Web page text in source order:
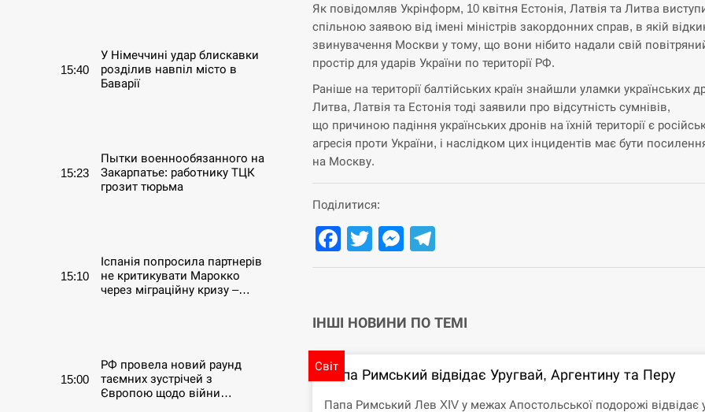
15:40
У Німеччині удар блискавки
розділив навпіл місто в
Баварії
15:23
Пытки военнообязанного на
Закарпатье: работнику ТЦК
грозит тюрьма
15:10
Іспанія попросила партнерів
не критикувати Марокко
через міграційну кризу –…
15:00
РФ провела новий раунд
таємних зустрічей з
Європою щодо війни…
Як повідомляв Укрінформ, 10 квітня Естонія, Латвія та Литва
спільною заявою від імені міністрів закордонних справ, в якій
звинувачення Москви у тому, що вони нібито надали свій
простір для ударів України по території РФ.
Раніше на території балтійських країн знайшли уламки українських
Литва, Латвія та Естонія тоді заявили про відсутність сумнівів,
що причиною падіння українських дронів на їхній території є
агресія проти України, і наслідком цих інцидентів має бути
на Москву.
Поділитися:
Facebook
TwitterMessenger
ІНШІ НОВИНИ ПО ТЕМІ
Світ
Папа Римський відвідає Уругвай, Аргентину та Перу
Папа Римський Лев XIV у межах Апостольської подорожі відвідає